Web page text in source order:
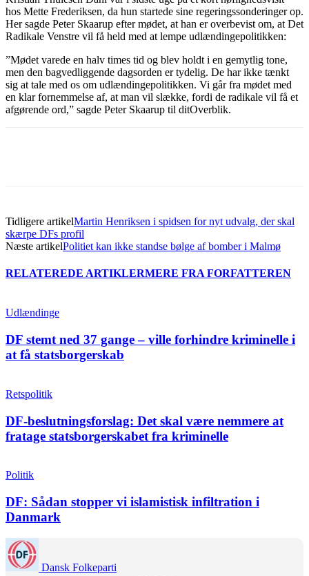
hos Mette Frederiksen, da hun startede sine regeringssonderinger op.
Her sagde Peter Skaarup efter mødet, at han er overbevist om, at Det
Radikale Venstre vil få held med at lempe udlændingepolitikken:
”Mødet varede en halv times tid og blev holdt i en gemytlig tone,
men den bagvedliggende dagsorden er tydelig. De har ikke tænkt
sig at tale med os om udlændingepolitikken. Vi går fra mødet med
en klar fornemmelse af, at man vil slække, fordi de radikale vil få et
afgørende ord,” sagde Peter Skaarup til ditOverblik.
Tidligere artikelMartin Henriksen i spidsen for nyt udvalg, der skal
skærpe DFs profil
Næste artikelPolitiet kan ikke standse bølge af bomber i Malmø
RELATEREDE ARTIKLERMERE FRA FORFATTEREN
Udlændinge
DF stemt ned 37 gange – ville forhindre kriminelle i
at få statsborgerskab
Retspolitik
DF-beslutningsforslag: Det skal være nemmere at
fratage statsborgerskabet fra kriminelle
Politik
DF: Sådan stopper vi islamistisk infiltration i
Danmark
Dansk Folkeparti